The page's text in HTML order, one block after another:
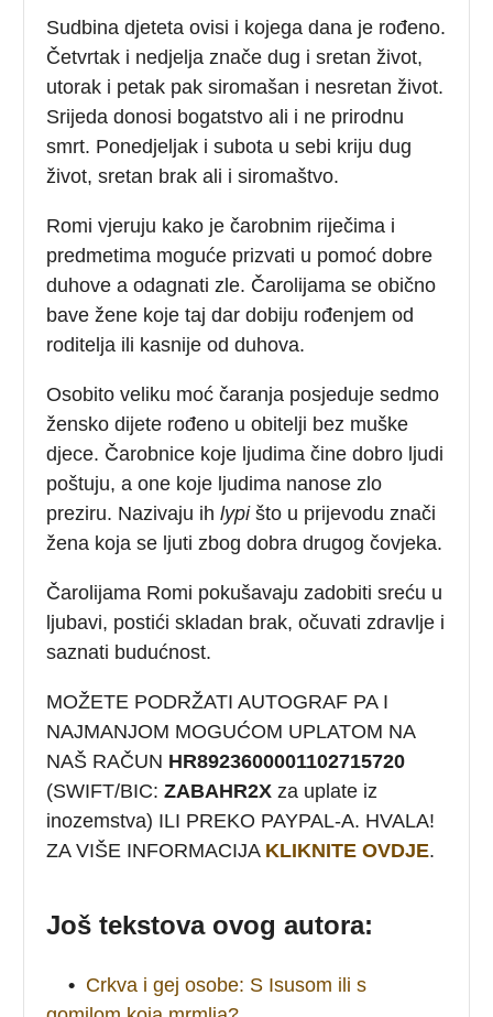
Sudbina djeteta ovisi i kojega dana je rođeno.
Četvrtak i nedjelja znače dug i sretan život,
utorak i petak pak siromašan i nesretan život.
Srijeda donosi bogatstvo ali i ne prirodnu
smrt. Ponedjeljak i subota u sebi kriju dug
život, sretan brak ali i siromaštvo.
Romi vjeruju kako je čarobnim riječima i
predmetima moguće prizvati u pomoć dobre
duhove a odagnati zle. Čarolijama se obično
bave žene koje taj dar dobiju rođenjem od
roditelja ili kasnije od duhova.
Osobito veliku moć čaranja posjeduje sedmo
žensko dijete rođeno u obitelji bez muške
djece. Čarobnice koje ljudima čine dobro ljudi
poštuju, a one koje ljudima nanose zlo
preziru. Nazivaju ihlypišto u prijevodu znači
žena koja se ljuti zbog dobra drugog čovjeka.
Čarolijama Romi pokušavaju zadobiti sreću u
ljubavi, postići skladan brak, očuvati zdravlje i
saznati budućnost.
MOŽETE PODRŽATI AUTOGRAF PA I
NAJMANJOM MOGUĆOM UPLATOM NA
NAŠ RAČUN HR8923600001102715720
(SWIFT/BIC: ZABAHR2X za uplate iz
inozemstva) ILI PREKO PAYPAL-A. HVALA!
ZA VIŠE INFORMACIJA KLIKNITE OVDJE.
Još tekstova ovog autora:
• Crkva i gej osobe: S Isusom ili s